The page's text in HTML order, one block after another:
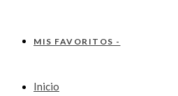
MIS FAVORITOS -
Inicio